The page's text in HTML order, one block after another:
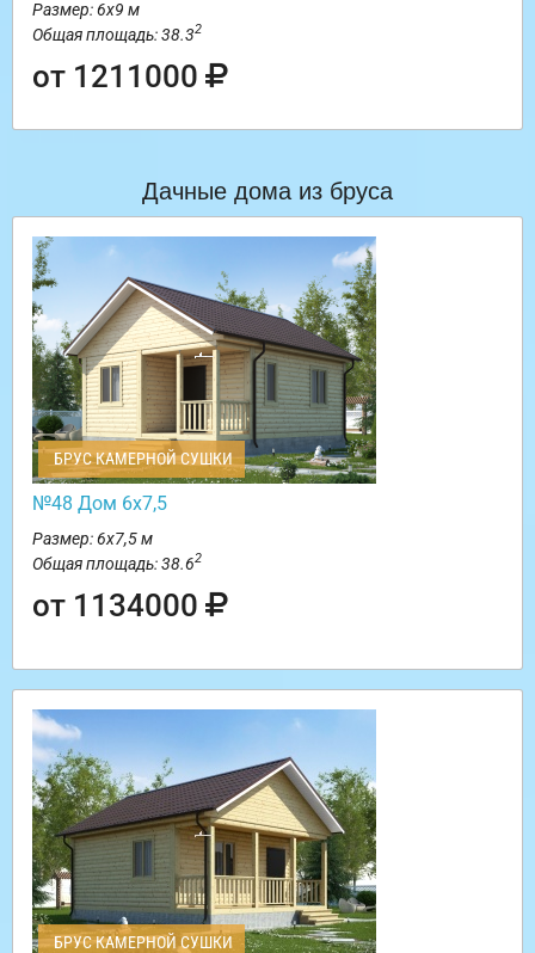
Размер: 6х9 м
Общая площадь: 38.32
от 1211000
Дачные дома из бруса
БРУС КАМЕРНОЙ СУШКИ
№48 Дом 6х7,5
Размер: 6х7,5 м
Общая площадь: 38.62
от 1134000
БРУС КАМЕРНОЙ СУШКИ